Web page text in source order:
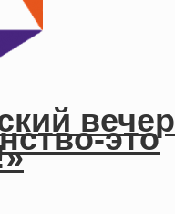
вечер
это